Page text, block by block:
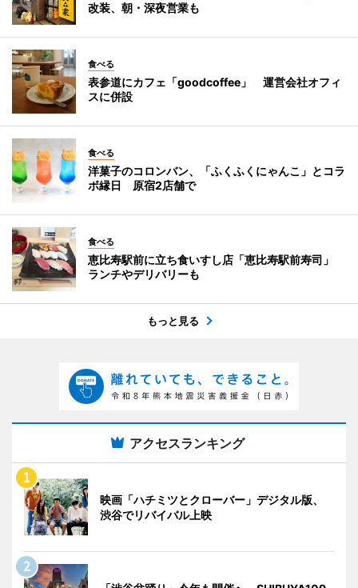
改装、朝・深夜営業も
食べる
表参道にカフェ「goodcoffee」 運営会社オフィ
スに併設
食べる
洋菓子のコロンバン、「ふくふくにゃんこ」とコラ
ボ縁日 原宿2店舗で
食べる
恵比寿駅前に立ち食いすし店「恵比寿駅前寿司」
ランチやデリバリーも
もっと見る
アクセスランキング
映画「ハチミツとクローバー」デジタル版、
渋谷でリバイバル上映